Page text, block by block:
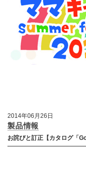
2014年06月26日
製品情報
お詫びと訂正【カタログ「